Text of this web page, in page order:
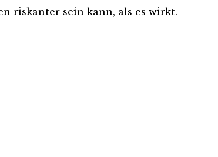
riskanter sein kann, als es wirkt.